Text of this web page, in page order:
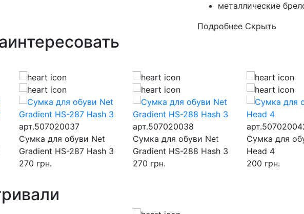
металлические
Подробнее Скрыть
арт.507020037
Сумка для обуви Net
Gradient HS-287 Hash 3
270 грн.
арт.507020038
Сумка для обуви Net
Gradient HS-288 Hash 3
270 грн.
Сумка для
Head 4
200 грн.